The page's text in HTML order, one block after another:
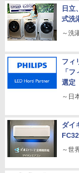
日立
式洗
～洗
フィ
「
選定
～日
ダイ
～世